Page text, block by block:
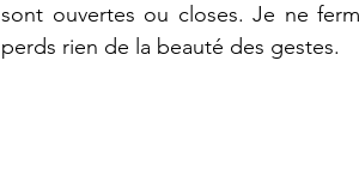
sont ouvertes ou closes. Je ne
perds rien de la beauté des gestes.